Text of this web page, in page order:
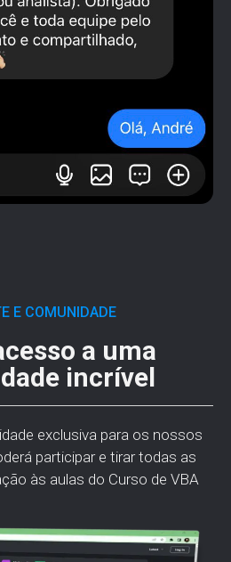
E COMUNIDADE
a uma
incrível
exclusiva para os nossos
participar e tirar todas as
às aulas do Curso de VBA